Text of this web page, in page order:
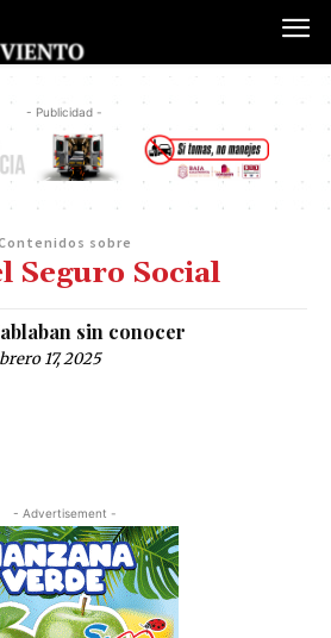
- Publicidad -
sobre
Seguro Social
sin conocer
17, 2025
- Advertisement -